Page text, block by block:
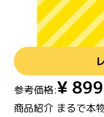
参考価格:¥ 899
商品紹介 まるで本